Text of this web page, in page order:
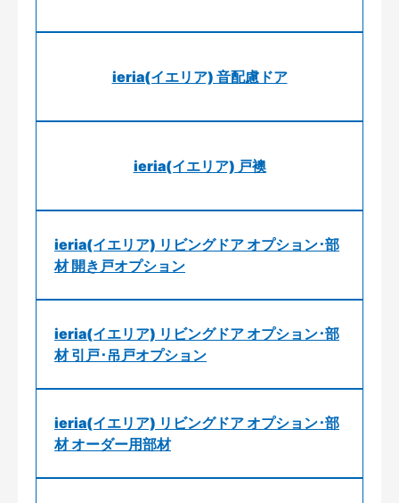
ieria(イエリア) 音配慮ドア
ieria(イエリア) 戸襖
ieria(イエリア) リビングドア オプション･部
材 開き戸オプション
ieria(イエリア) リビングドア オプション･部
材 引戸･吊戸オプション
ieria(イエリア) リビングドア オプション･部
材 オーダー用部材